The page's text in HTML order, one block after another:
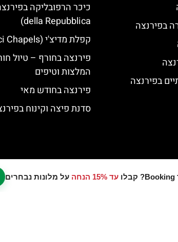
עד 15% הנחה על מלונות נבחרים
בפירנצה
della Repubblica)
קפלת מדיצ'י (Medici Chapels)
פירנצה בחורף – טיול
המלצות וטיפים
פירנצה בחודש מאי
סדנת פיצה וקינוח